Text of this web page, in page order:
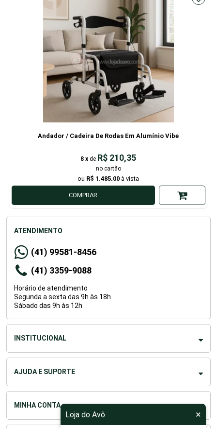
Loja do Avô ×
Andador / Cadeira De Rodas Em Alumínio Vibe
8 x de R$ 210,35
R$ 1.485,00
COMPRAR
ATENDIMENTO
(41) 99581-8456
(41) 3359-9088
Horário de atendimento
Segunda a sexta das 9h às 18h
Sábado das 9h às 12h
INSTITUCIONAL
AJUDA E SUPORTE
MINHA CONTA